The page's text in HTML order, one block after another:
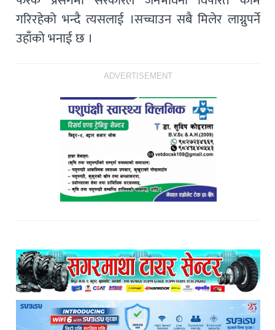
गरिरहेको भन्दै त्यसलाई ।सच्चाउन सबै मिलेर लाग्नुपर्ने
उहाँको भनाई छ ।
ADVERTISEMENT